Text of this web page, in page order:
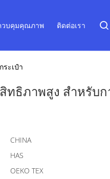
วบคุมคุณภาพ ติดต่อเรา
ะเป๋า
ธิภาพสูง สําหรับก
CHINA
HAS
OEKO TEX